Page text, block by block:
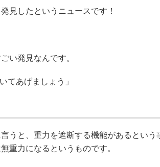
見したというニュースです！
い発見なんです。
てあげましょう」
うと、重力を遮断する機能があるという
重力になるというものです。